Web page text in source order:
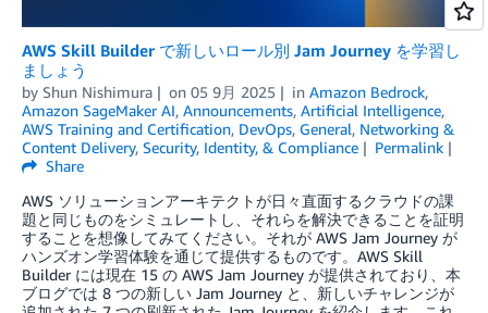
AWS Skill Builder で新しいロール別 Jam Journey を学習し
ましょう
by Shun Nishimura on 05 9月 2025 in Amazon Bedrock,
Amazon SageMaker AI, Announcements, Artificial Intelligence,
AWS Training and Certification, DevOps, General, Networking &
Content Delivery, Security, Identity, & Compliance
Permalink
Share
AWS ソリューションアーキテクトが日々直面するクラウドの課
題と同じものをシミュレートし、それらを解決できることを証明
することを想像してみてください。それが AWS Jam Journey が
ハンズオン学習体験を通じて提供するものです。AWS Skill
Builder には現在 15 の AWS Jam Journey が提供されており、本
ブログでは 8 つの新しい Jam Journey と、新しいチャレンジが